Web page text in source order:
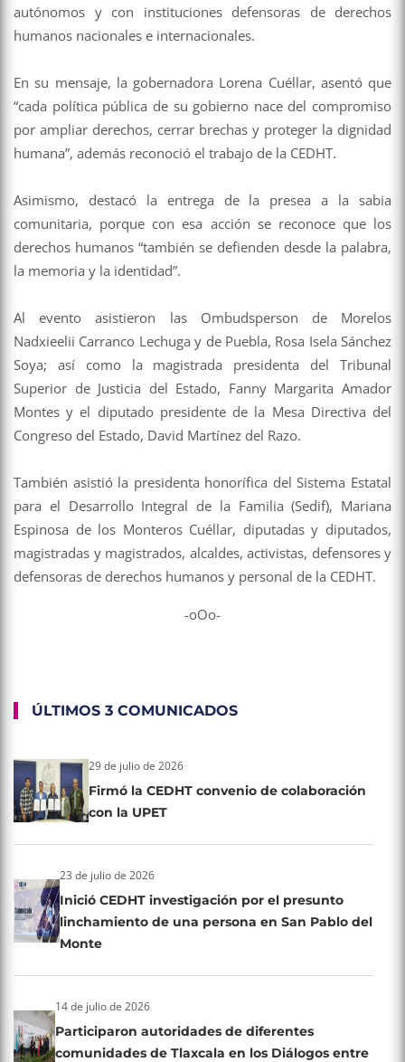
autónomos y con instituciones defensoras de derechos
humanos nacionales e internacionales.
En su mensaje, la gobernadora Lorena Cuéllar, asentó que
“cada política pública de su gobierno nace del compromiso
por ampliar derechos, cerrar brechas y proteger la dignidad
humana”, además reconoció el trabajo de la CEDHT.
Asimismo, destacó la entrega de la presea a la sabia
comunitaria, porque con esa acción se reconoce que los
derechos humanos “también se defienden desde la palabra,
la memoria y la identidad”.
Al evento asistieron las Ombudsperson de Morelos
Nadxieelii Carranco Lechuga y de Puebla, Rosa Isela Sánchez
Soya; así como la magistrada presidenta del Tribunal
Superior de Justicia del Estado, Fanny Margarita Amador
Montes y el diputado presidente de la Mesa Directiva del
Congreso del Estado, David Martínez del Razo.
También asistió la presidenta honorífica del Sistema Estatal
para el Desarrollo Integral de la Familia (Sedif), Mariana
Espinosa de los Monteros Cuéllar, diputadas y diputados,
magistradas y magistrados, alcaldes, activistas, defensores y
defensoras de derechos humanos y personal de la CEDHT.
-oOo-
ÚLTIMOS 3 COMUNICADOS
29 de julio de 2026
Firmó la CEDHT convenio de colaboración
con la UPET
23 de julio de 2026
Inició CEDHT investigación por el presunto
linchamiento de una persona en San Pablo del
Monte
14 de julio de 2026
Participaron autoridades de diferentes
comunidades de Tlaxcala en los Diálogos entre